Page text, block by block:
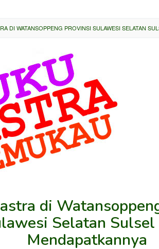
DI WATANSOPPENG PROVINSI SULAWESI SELATAN
di
Selatan Sulsel
Mendapatkannya